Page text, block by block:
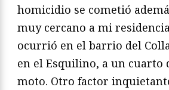
homicidio se cometió
muy cercano a mi
ocurrió en el barrio del
en el Esquilino, a un cuarto
moto. Otro factor